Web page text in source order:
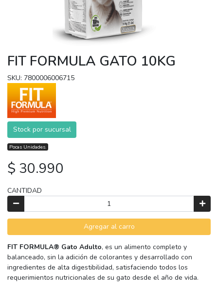
FIT FORMULA GATO 10KG
SKU: 7800006006715
Stock por sucursal
Pocas Unidades.
$ 30.990
CANTIDAD
Agregar al carro
FIT FORMULA® Gato Adulto, es un alimento completo y
balanceado, sin la adición de colorantes y desarrollado con
ingredientes de alta digestibilidad, satisfaciendo todos los
requerimientos nutricionales de su gato desde el año de vida.